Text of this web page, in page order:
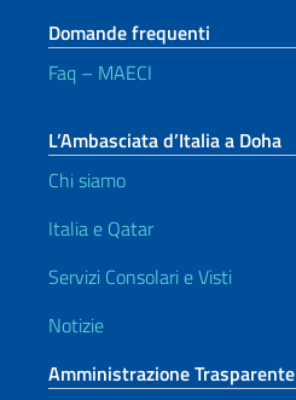
Domande frequenti
Faq – MAECI
L’Ambasciata d’Italia a Doha
Chi siamo
Italia e Qatar
Servizi Consolari e Visti
Notizie
Amministrazione Trasparente